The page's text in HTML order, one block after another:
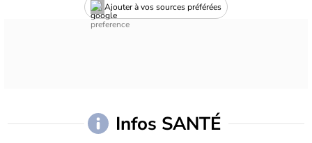
Ajouter à vos sources préférées
Infos SANTÉ